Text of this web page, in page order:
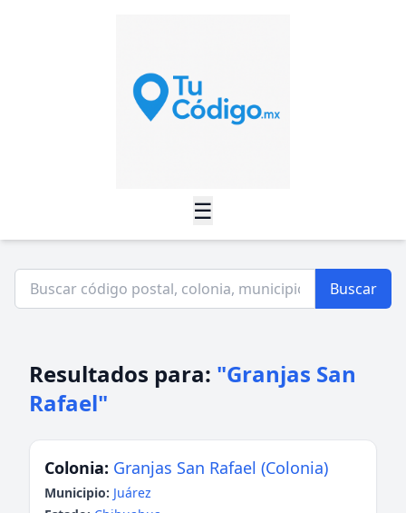
☰
Buscar
Resultados para: "Granjas San
Rafael"
Colonia: Granjas San Rafael (Colonia)
Municipio: Juárez